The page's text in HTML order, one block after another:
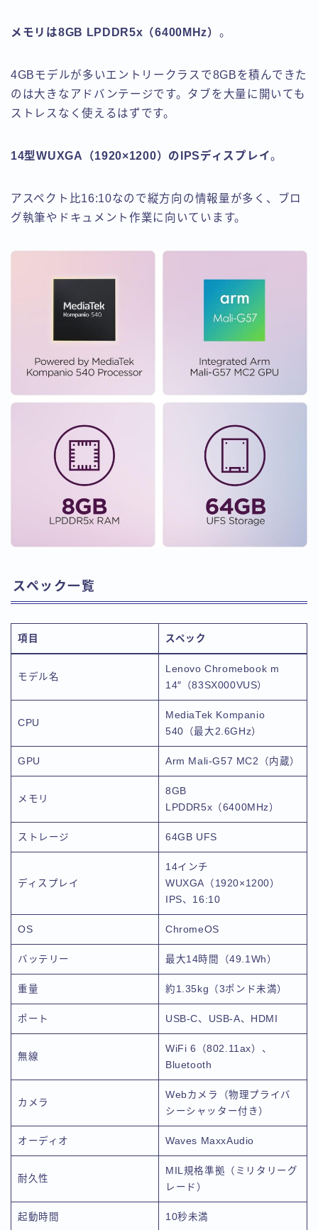
メモリは8GB LPDDR5x（6400MHz） 。
4GBモデルが多いエントリークラスで8GBを積んできた
のは大きなアドバンテージです。タブを大量に開いても
ストレスなく使えるはずです。
14型WUXGA（1920×1200）のIPSディスプレイ。
アスペクト比16:10なので縦方向の情報量が多く、ブロ
グ執筆やドキュメント作業に向いています。
スペック一覧
項目 スペック
モデル名
Lenovo Chromebook m
14″（83SX000VUS）
CPU
MediaTek Kompanio
540（最大2.6GHz）
GPU Arm Mali-G57 MC2（内蔵）
メモリ
8GB
LPDDR5x（6400MHz）
ストレージ 64GB UFS
ディスプレイ
14インチ
WUXGA（1920×1200）
IPS、16:10
OS ChromeOS
バッテリー 最大14時間（49.1Wh）
重量 約1.35kg（3ポンド未満）
ポート USB-C、USB-A、HDMI
無線
WiFi 6（802.11ax）、
Bluetooth
カメラ
Webカメラ（物理プライバ
シーシャッター付き）
オーディオ Waves MaxxAudio
耐久性
MIL規格準拠（ミリタリーグ
レード）
起動時間 10秒未満